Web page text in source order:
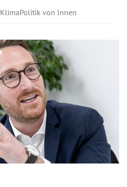
KlimaPolitik von Innen